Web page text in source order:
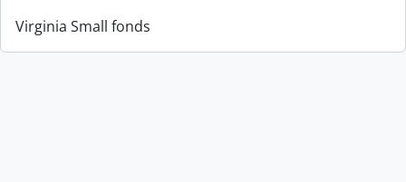
Virginia Small fonds